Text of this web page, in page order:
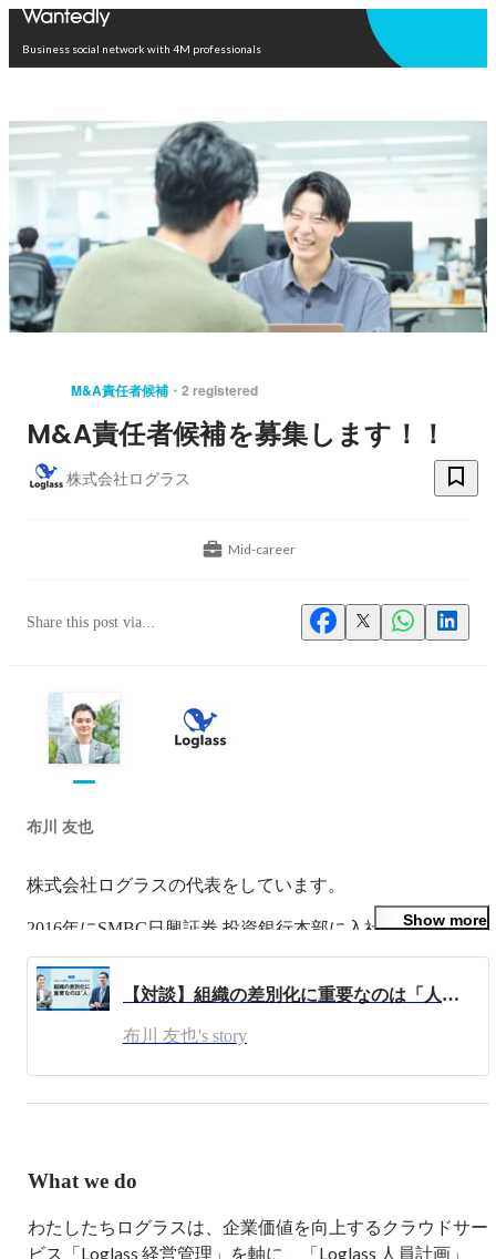
Business social network with 4M professionals
M&A責任者候補 2 registered
M&A責任者候補を募集します！！
株式会社ログラス
Mid-career
Share this post via...
布川 友也
株式会社ログラスの代表をしています。
2016年にSMBC日興証券 投資銀行本部に入社・配属後、総
M&A、IPOアドバイザリー業務に従事。
し、東証一部への市場変更を経験。
Show more
【対談】組織の差別化に重要なのは「人」 ──ログラス代表布川友也×前田ヒロ
布川 友也's story
What we do
わたしたちログラスは、企業価値を向上するクラウドサー
ビス「Loglass 経営管理」を軸に、「Loglass 人員計画」